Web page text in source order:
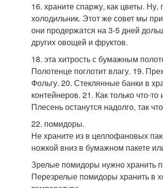
16. храните спаржу, как цветы. Ну,
холодильник. Этот же совет мы
они продержатся на 3-5 дней
других овощей и фруктов.
18. эта хитрость с бумажным
Полотенце поглотит влагу. 19.
Фольгу. 20. Стеклянные банки в
контейнеров. 21. Как только что-
Плесень останутся надолго, так
22. помидоры.
Не храните из в целлофановых
ножкой вниз в бумажном пакете
Зрелые помидоры нужно хранить
Перезрелые помидоры хранить в